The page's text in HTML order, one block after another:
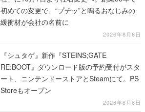
初めての変更で、“プチッ”と鳴るおなじみの
緩衝材が会社の名前に
2026年8月6日
『シュタゲ』新作『STEINS;GATE
RE:BOOT』ダウンロード版の予約受付がスタ
ート、ニンテンドーストアとSteamにて。PS
Storeもオープン
2026年8月6日